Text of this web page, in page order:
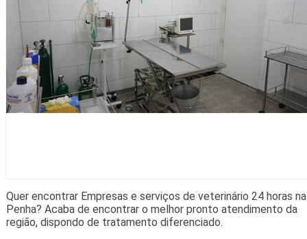
Quer encontrar Empresas e serviços de veterinário 24 horas na
Penha? Acaba de encontrar o melhor pronto atendimento da
região, dispondo de tratamento diferenciado.